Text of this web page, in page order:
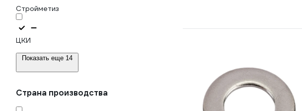
Стройметиз
ЦКИ
Показать еще 14
Страна производства